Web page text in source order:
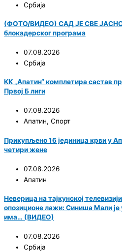
Србија
(ФОТО/ВИДЕО) САД ЈЕ СВЕ ЈАСНО!
блокадерског програма
07.08.2026
Србија
KK „Апатин“ комплетира састав
Првој Б лиги
07.08.2026
Апатин, Спорт
Прикупљено 16 јединица крви у
четири жене
07.08.2026
Апатин
Неверица на тајкунској
опозиционе лажи: Синиша Мали је
има… (ВИДЕО)
07.08.2026
Србија